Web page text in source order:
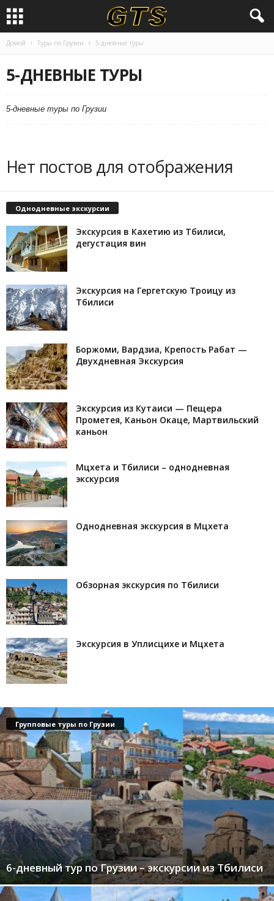
Домой Туры по Грузии 5-дневные туры
5-ДНЕВНЫЕ ТУРЫ
5-дневные туры по Грузии
Нет постов для отображения
Однодневные экскурсии
Экскурсия в Кахетию из Тбилиси,
дегустация вин
Экскурсия на Гергетскую Троицу из
Тбилиси
Боржоми, Вардзиа, Крепость Рабат —
Двухдневная Экскурсия
Экскурсия из Кутаиси — Пещера
Прометея, Каньон Окаце, Мартвильский
каньон
Мцхета и Тбилиси – однодневная
экскурсия
Однодневная экскурсия в Мцхета
Обзорная экскурсия по Тбилиси
Экскурсия в Уплисцихе и Мцхета
Групповые туры по Грузии
6-дневный тур по Грузии – экскурсии из Тбилиси